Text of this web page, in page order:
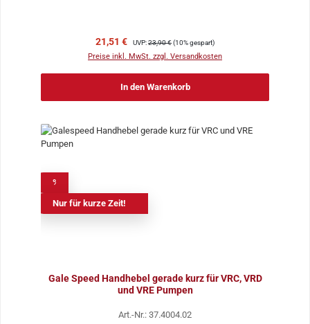
Verkaufspreis:
21,51 € Regulärer Preis:
UVP:23,90 €(10% gespart)
Preise inkl. MwSt. zzgl. Versandkosten
In den Warenkorb
Nur für kurze Zeit!
Gale Speed Handhebel gerade kurz für VRC, VRD
und VRE Pumpen
Art.-Nr.: 37.4004.02